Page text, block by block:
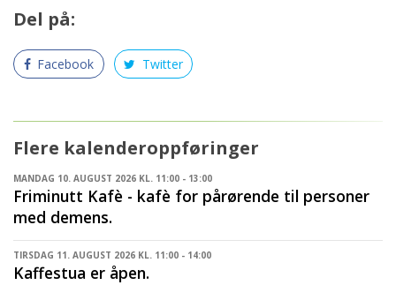
Del på:
Facebook Twitter
Flere kalenderoppføringer
MANDAG 10. AUGUST 2026 KL. 11:00 - 13:00
Friminutt Kafè - kafè for pårørende til personer
med demens.
TIRSDAG 11. AUGUST 2026 KL. 11:00 - 14:00
Kaffestua er åpen.